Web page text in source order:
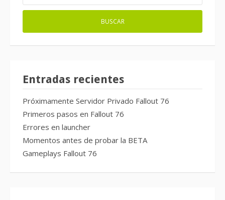
Entradas recientes
Próximamente Servidor Privado Fallout 76
Primeros pasos en Fallout 76
Errores en launcher
Momentos antes de probar la BETA
Gameplays Fallout 76